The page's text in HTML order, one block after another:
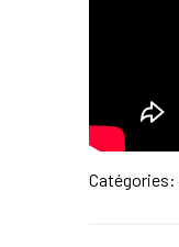
Catégories: